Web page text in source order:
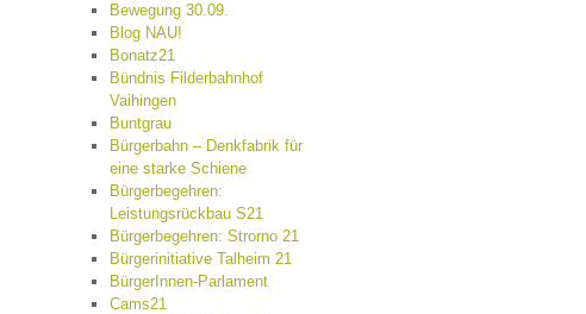
Bewegung 30.09.
Blog NAU!
Bonatz21
Bündnis Filderbahnhof
Vaihingen
Buntgrau
Bürgerbahn – Denkfabrik für
eine starke Schiene
Bürgerbegehren:
Leistungsrückbau S21
Bürgerbegehren: Strorno 21
Bürgerinitiative Talheim 21
BürgerInnen-Parlament
Cams21